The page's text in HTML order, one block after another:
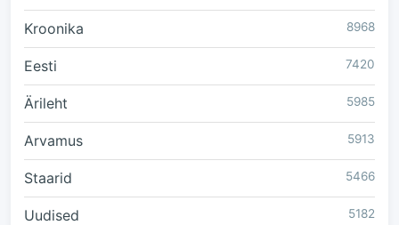
Kroonika 8968
Eesti 7420
Ärileht 5985
Arvamus 5913
Staarid 5466
Uudised 5182